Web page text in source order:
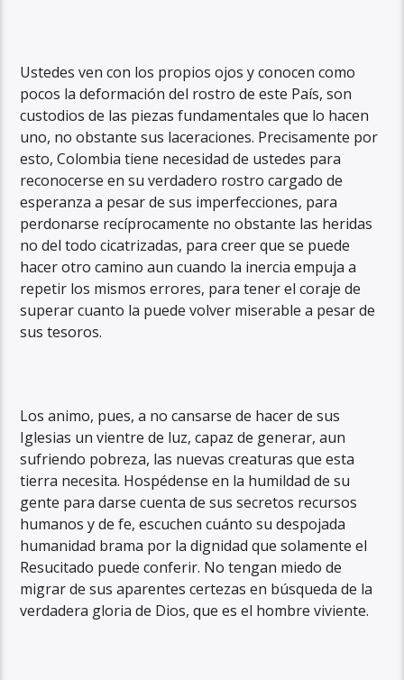
Ustedes ven con los propios ojos y conocen como
pocos la deformación del rostro de este País, son
custodios de las piezas fundamentales que lo hacen
uno, no obstante sus laceraciones. Precisamente por
esto, Colombia tiene necesidad de ustedes para
reconocerse en su verdadero rostro cargado de
esperanza a pesar de sus imperfecciones, para
perdonarse recíprocamente no obstante las heridas
no del todo cicatrizadas, para creer que se puede
hacer otro camino aun cuando la inercia empuja a
repetir los mismos errores, para tener el coraje de
superar cuanto la puede volver miserable a pesar de
sus tesoros.
Los animo, pues, a no cansarse de hacer de sus
Iglesias un vientre de luz, capaz de generar, aun
sufriendo pobreza, las nuevas creaturas que esta
tierra necesita. Hospédense en la humildad de su
gente para darse cuenta de sus secretos recursos
humanos y de fe, escuchen cuánto su despojada
humanidad brama por la dignidad que solamente el
Resucitado puede conferir. No tengan miedo de
migrar de sus aparentes certezas en búsqueda de la
verdadera gloria de Dios, que es el hombre viviente.